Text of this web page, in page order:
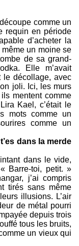
comme un
requin en période
d’acheter la
un moine se
de sa grand-
Elle m’avait
le décollage, avec
joli. Ici, les murs
mentent comme
Kael, c’était le
mots comme un
comme un
dans la merde
dans le vide,
Barre-toi, petit. »
j’ai compris
tirés sans même
illusions. L’air
de métal pourri
depuis trois
tous les bruits,
un vieux qui